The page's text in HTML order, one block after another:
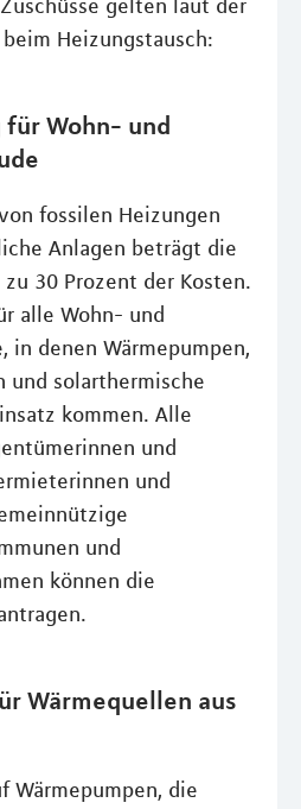
gelten laut der
Heizungstausch:
Wohn- und
fossilen Heizungen
Anlagen beträgt die
30 Prozent der Kosten.
alle Wohn- und
in denen Wärmepumpen,
und solarthermische
kommen. Alle
und
und
und
können die
Wärmequellen aus
Wärmepumpen, die